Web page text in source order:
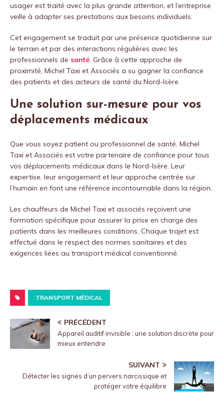
usager est traité avec la plus grande attention, et l’entreprise
veille à adapter ses prestations aux besoins individuels.
Cet engagement se traduit par une présence quotidienne sur
le terrain et par des interactions régulières avec les
professionnels de santé. Grâce à cette approche de
proximité, Michel Taxi et Associés a su gagner la confiance
des patients et des acteurs de santé du Nord-Isère.
Une solution sur-mesure pour vos
déplacements médicaux
Que vous soyez patient ou professionnel de santé, Michel
Taxi et Associés est votre partenaire de confiance pour tous
vos déplacements médicaux dans le Nord-Isère. Leur
expertise, leur engagement et leur approche centrée sur
l’humain en font une référence incontournable dans la région.
Les chauffeurs de Michel Taxi et associés reçoivent une
formation spécifique pour assurer la prise en charge des
patients dans les meilleures conditions. Chaque trajet est
effectué dans le respect des normes sanitaires et des
exigences liées au transport médical conventionné.
TRANSPORT MÉDICAL
PRÉCÉDENT
Appareil auditif invisible : une solution discrète pour
mieux entendre
SUIVANT
Détecter les signes d’un pervers narcissique et
protéger votre équilibre